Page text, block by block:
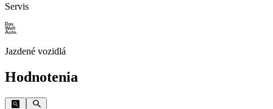
Servis
Jazdené vozidlá
Hodnotenia